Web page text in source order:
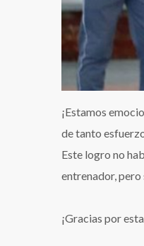
¡Estamos
de tanto
Este logro no
entrenador, pero
¡Gracias por